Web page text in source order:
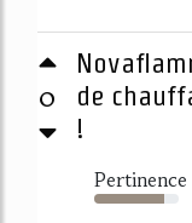
0
de
!
Pertinence
83%